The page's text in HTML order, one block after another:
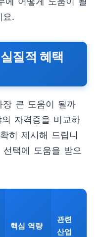
요.
질적 혜택
장 큰 도움이 될까
자격증을 비교하
히 제시해 드립니
택에 도움을 받으
핵심 역량
관련
산업